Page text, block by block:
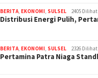
BERITA, EKONOMI, SULSEL 2405 Dilihat
Distribusi Energi Pulih,
BERITA, EKONOMI, SULSEL 2326 Dilihat
Pertamina Patra Niaga